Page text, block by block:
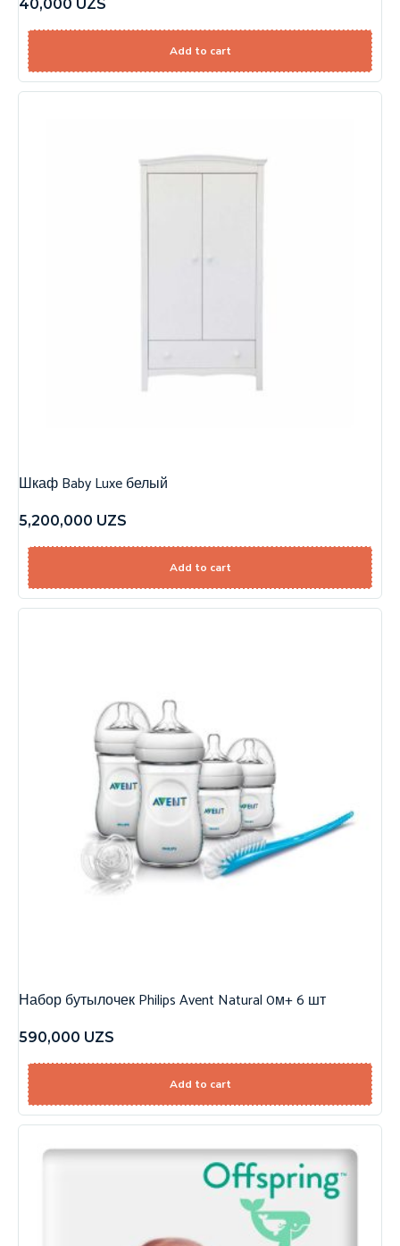
40,000 UZS
Add to cart
Шкаф Baby Luxe белый
5,200,000 UZS
Add to cart
Набор бутылочек Philips Avent Natural 0м+ 6 шт
590,000 UZS
Add to cart